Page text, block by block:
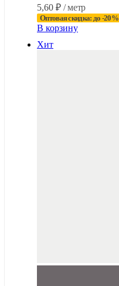
5,60 ₽ / метр
Оптовая скидка: до -20%
В корзину
Хит